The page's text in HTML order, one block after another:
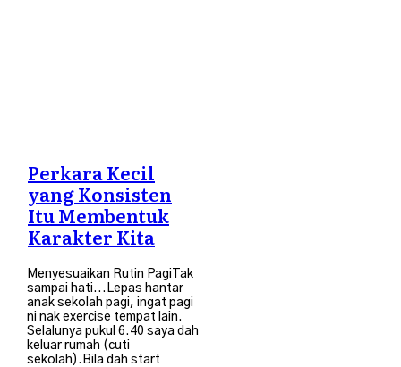
Perkara Kecil
yang Konsisten
Itu Membentuk
Karakter Kita
Menyesuaikan Rutin PagiTak
sampai hati...Lepas hantar
anak sekolah pagi, ingat pagi
ni nak exercise tempat lain.
Selalunya pukul 6.40 saya dah
keluar rumah (cuti
sekolah).Bila dah start